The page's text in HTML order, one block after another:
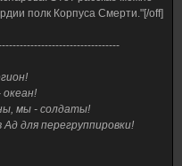
полк Корпуса Смерти."[/off]
океан!
мы - солдаты!
для перегруппировки!